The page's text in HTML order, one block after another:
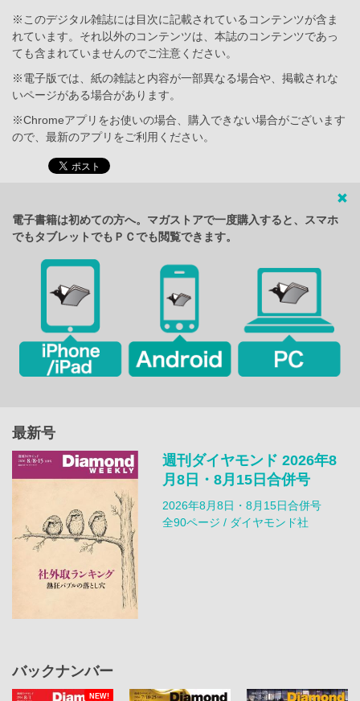
※このデジタル雑誌には目次に記載されているコンテンツが含ま
れています。それ以外のコンテンツは、本誌のコンテンツであっ
ても含まれていませんのでご注意ください。
※電子版では、紙の雑誌と内容が一部異なる場合や、掲載されな
いページがある場合があります。
※Chromeアプリをお使いの場合、購入できない場合がございます
ので、最新のアプリをご利用ください。
電子書籍は初めての方へ。マガストアで一度購入すると、スマホ
でもタブレットでもＰＣでも閲覧できます。
最新号
週刊ダイヤモンド 2026年8
月8日・8月15日合併号
2026年8月8日・8月15日合併号
全90ページ / ダイヤモンド社
バックナンバー
NEW!